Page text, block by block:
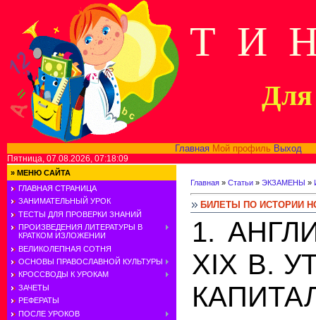
Т И
Для
Главная Мой профиль Выход
Пятница, 07.08.2026, 07:18:09
» МЕНЮ САЙТА
ГЛАВНАЯ СТРАНИЦА
ЗАНИМАТЕЛЬНЫЙ УРОК
ТЕСТЫ ДЛЯ ПРОВЕРКИ ЗНАНИЙ
ПРОИЗВЕДЕНИЯ ЛИТЕРАТУРЫ В
КРАТКОМ ИЗЛОЖЕНИИ
ВЕЛИКОЛЕПНАЯ СОТНЯ
ОСНОВЫ ПРАВОСЛАВНОЙ КУЛЬТУРЫ
КРОССВОДЫ К УРОКАМ
ЗАЧЕТЫ
РЕФЕРАТЫ
ПОСЛЕ УРОКОВ
Главная » Статьи » ЭКЗАМЕНЫ »
БИЛЕТЫ ПО ИСТОРИИ
1.
XIX В.